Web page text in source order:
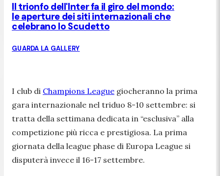
Il trionfo dell'Inter fa il giro del mondo:
le aperture dei siti internazionali che
celebrano lo Scudetto
GUARDA LA GALLERY
I club di Champions League giocheranno la prima
gara internazionale nel triduo 8-10 settembre: si
tratta della settimana dedicata in “esclusiva” alla
competizione più ricca e prestigiosa. La prima
giornata della league phase di Europa League si
disputerà invece il 16-17 settembre.